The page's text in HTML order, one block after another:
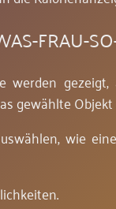
FRAU-
werden
gewählte
wie